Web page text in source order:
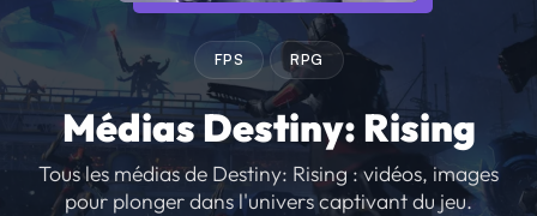
FPS RPG
Médias Destiny: Rising
Tous les médias de Destiny: Rising : vidéos, images
pour plonger dans l'univers captivant du jeu.